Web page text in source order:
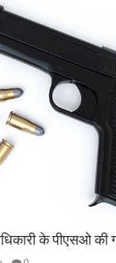
के पीएसओ की